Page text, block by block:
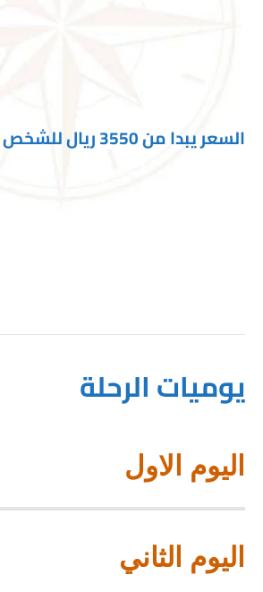
السعر يبدا من 3550 ريال للشخص في الغرفة المزدوجة
يوميات الرحلة
اليوم الاول
اليوم الثاني